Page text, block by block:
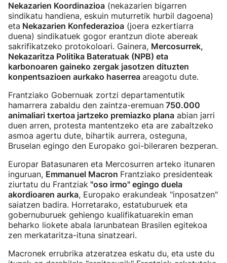
Nekazarien Koordinazioa (nekazarien bigarren
sindikatu handiena, eskuin muturretik hurbil dagoena)
eta Nekazarien Konfederazioa (joera ezkertiarra
duena) sindikatuek gogor erantzun diote abereak
sakrifikatzeko protokoloari. Gainera, Mercosurrek,
Nekazaritza Politika Bateratuak (NPB) eta
karbonoaren gaineko zergak jasotzen dituzten
konpentsazioen aurkako haserrea areagotu dute.
Frantziako Gobernuak zortzi departamentutik
hamarrera zabaldu den zaintza-eremuan 750.000
animaliari txertoa jartzeko premiazko plana abian jarri
duen arren, protesta mantentzeko eta are zabaltzeko
asmoa agertu dute, bihartik aurrera, osteguna,
Bruselan egingo den Europako goi-bileraren bezperan.
Europar Batasunaren eta Mercosurren arteko itunaren
inguruan, Emmanuel Macron Frantziako presidenteak
ziurtatu du Frantziak "oso irmo" egingo duela
akordioaren aurka, Europako erakundeak "inposatzen"
saiatzen badira. Horretarako, estatuburuek eta
gobernuburuek gehiengo kualifikatuarekin eman
beharko liokete abala larunbatean Brasilen egitekoa
zen merkataritza-ituna sinatzeari.
Macronek errubrika atzeratzea eskatu du, eta uste du